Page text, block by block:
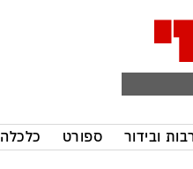
ובידור ספורט כלכלה